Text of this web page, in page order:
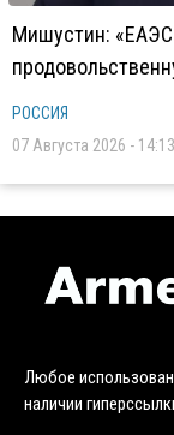
Мишустин:
РОССИЯ
07 Августа 2026 - 14:13
Любое
наличии